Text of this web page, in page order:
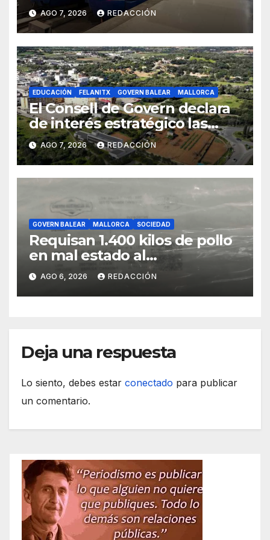
AGO 7, 2026 REDACCIÓN
EDUCACIÓN FELANITX GOVERN BALEAR MALLORCA
El Consell de Govern declara
de interés estratégico las
obras de acceso al nuevo
CEIP de Felanitx
AGO 7, 2026 REDACCIÓN
GOVERN BALEAR MALLORCA SOCIEDAD
Requisan 1.400 kilos de pollo
en mal estado al
transportarse sin refrigerar
AGO 6, 2026 REDACCIÓN
Deja una respuesta
Lo siento, debes estar conectado para publicar
un comentario.